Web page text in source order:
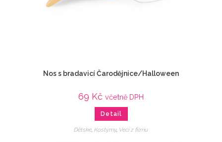
Nos s bradavicí Čarodějnice/Halloween
69 Kč včetně DPH
Detail
Dětské Kostýmy, Veci z filmu